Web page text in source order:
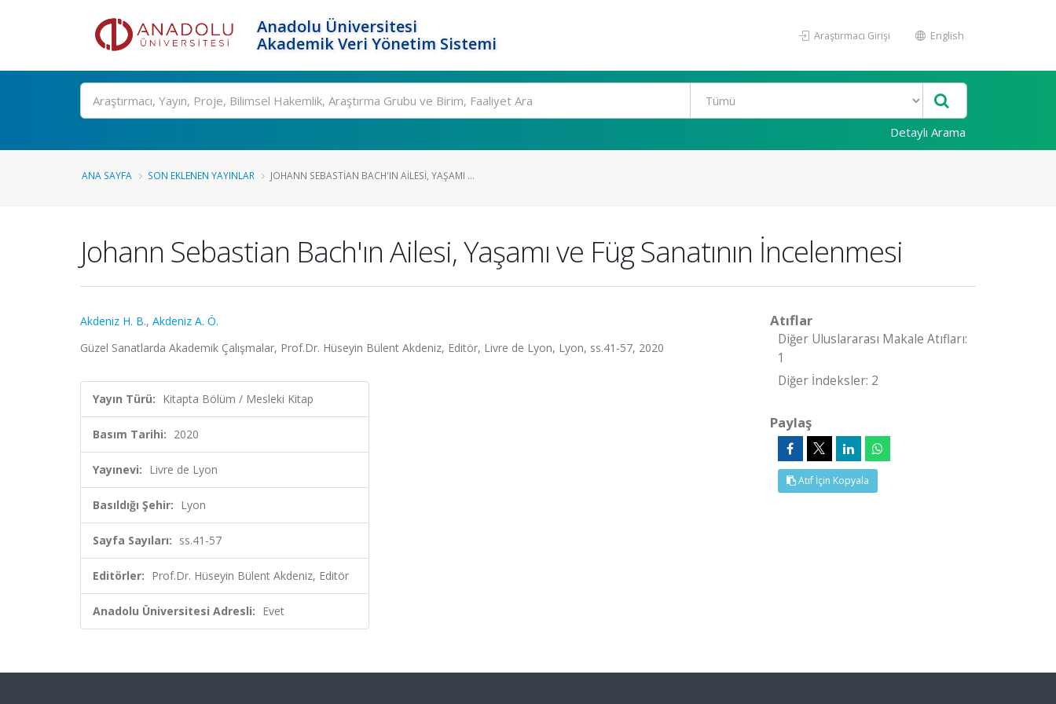
Anadolu Üniversitesi
Akademik Veri Yönetim Sistemi
Araştırmacı Girişi English
Ara
Detaylı Arama
ANA SAYFA SON EKLENEN YAYINLAR JOHANN SEBASTIAN BACH'IN AILESI, YAŞAMI ...
Johann Sebastian Bach'ın Ailesi, Yaşamı ve Füg Sanatının İncelenmesi
Akdeniz H. B., Akdeniz A. Ö.
Güzel Sanatlarda Akademik Çalışmalar, Prof.Dr. Hüseyin Bülent Akdeniz, Editör, Livre de Lyon, Lyon, ss.41-57, 2020
Yayın Türü: Kitapta Bölüm / Mesleki Kitap
Basım Tarihi: 2020
Yayınevi: Livre de Lyon
Basıldığı Şehir: Lyon
Sayfa Sayıları: ss.41-57
Editörler: Prof.Dr. Hüseyin Bülent Akdeniz, Editör
Anadolu Üniversitesi Adresli: Evet
Atıflar
Diğer Uluslararası Makale Atıfları:
1
Diğer İndeksler: 2
Paylaş
Atıf İçin Kopyala